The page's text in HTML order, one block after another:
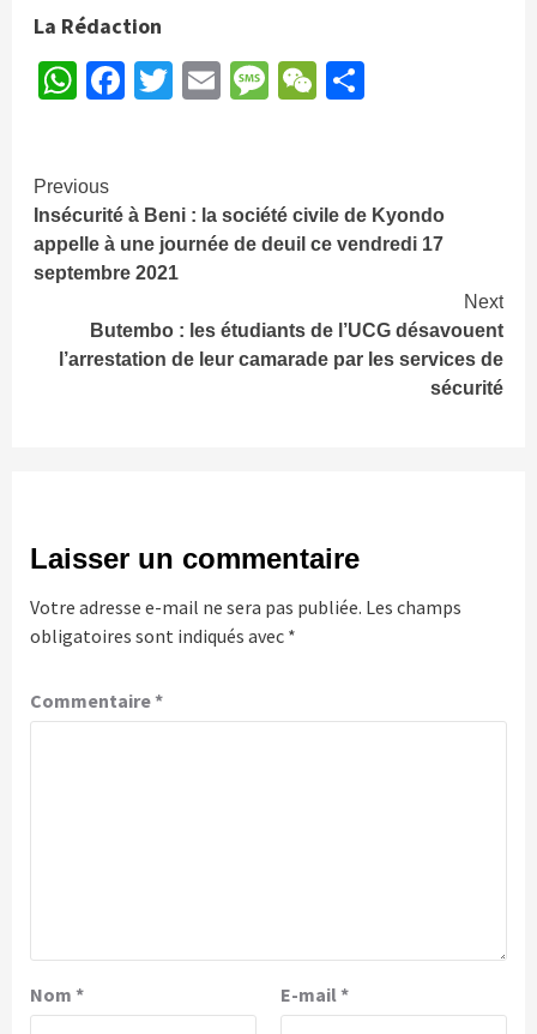
La Rédaction
WhatsApp
Facebook
Twitter
EmailMessage
WeChat
Continue
Reading
Previous
Insécurité à Beni : la société civile de Kyondo
appelle à une journée de deuil ce vendredi 17
septembre 2021
Next
Butembo : les étudiants de l’UCG désavouent
l’arrestation de leur camarade par les services de
sécurité
Laisser un commentaire
Votre adresse e-mail ne sera pas publiée. Les champs
obligatoires sont indiqués avec *
Commentaire*
Nom * E-mail *